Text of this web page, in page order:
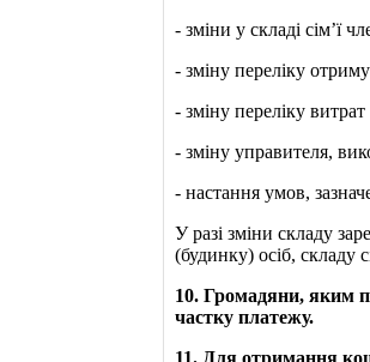
‑ зміни у складі сім’ї
‑ зміну переліку
‑ зміну переліку
‑ зміну управителя,
‑ настання умов,
У разі зміни складу
(будинку) осіб, складу
10. Громадяни, яким
частку платежу.
11. Для отримання